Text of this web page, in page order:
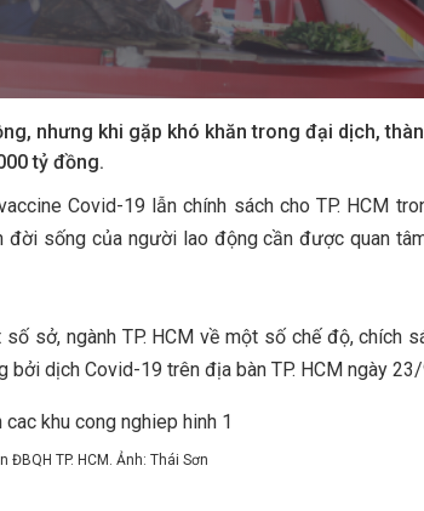
nhưng khi gặp khó khăn trong đại dịch,
tỷ đồng.
Covid-19 lẫn chính sách cho TP. HCM
đời sống của người lao động cần được quan
sở, ngành TP. HCM về một số chế độ, chích
dịch Covid-19 trên địa bàn TP. HCM ngày
TP. HCM. Ảnh: Thái Sơn